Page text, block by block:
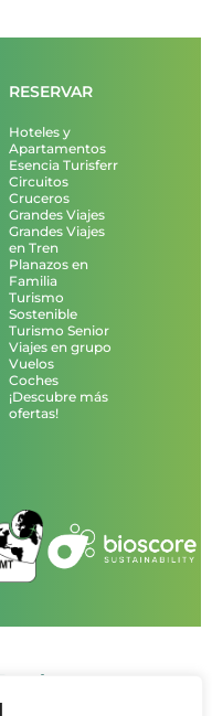
RESERVAR
Hoteles y
Apartamentos
Esencia Turisferr
Circuitos
Cruceros
Grandes Viajes
Grandes Viajes
en Tren
Planazos en
Familia
Turismo
Sostenible
Turismo Senior
Viajes en grupo
Vuelos
Coches
¡Descubre más
ofertas!